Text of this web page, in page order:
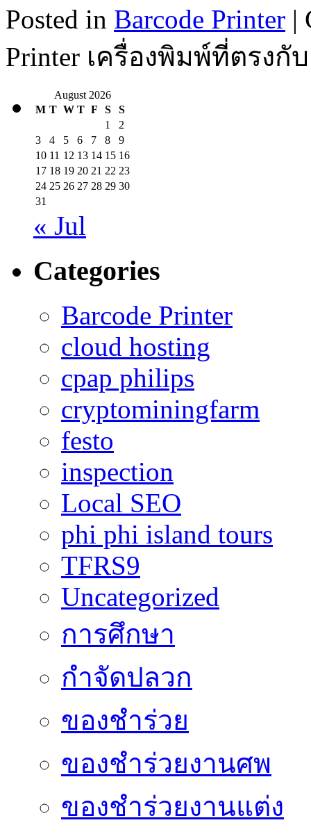
Posted in Barcode Printer |
Printer เครื่องพิมพ์ที่ตรง
August 2026
M T W T F S
S
1
2
3
4 5 6 7 8
9
10 11 12 13 14 15 16
17 18 19 20 21 22 23
24 25 26 27 28 29 30
31
« Jul
Categories
Barcode Printer
cloud hosting
cpap philips
cryptominingfarm
festo
inspection
Local SEO
phi phi island tours
TFRS9
Uncategorized
การศึกษา
กำจัดปลวก
ของชำร่วย
ของชำร่วยงานศพ
ของชำร่วยงานแต่ง